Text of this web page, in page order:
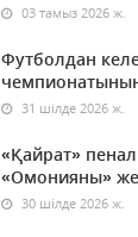
03 тамыз 2026 ж.
Футболдан
31 шілде 2026 ж.
«Қайрат»
«Омонияны»
30 шілде 2026 ж.